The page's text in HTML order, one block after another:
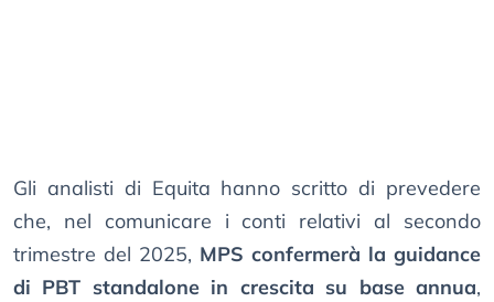
Gli analisti di Equita hanno scritto di prevedere
che, nel comunicare i conti relativi al secondo
trimestre del 2025, MPS confermerà la guidance
di PBT standalone in crescita su base annua,